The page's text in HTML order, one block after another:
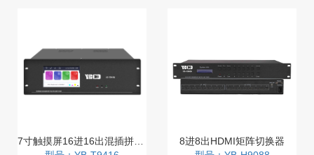
8进8出HDMI矩阵切换器